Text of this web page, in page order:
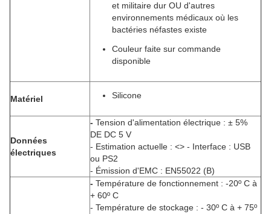
et militaire dur OU d'autres
environnements médicaux où les
bactéries néfastes existe
Couleur faite sur commande
disponible
Matériel Silicone
Données
électriques
- Tension d'alimentation électrique : ± 5%
DE DC 5 V
- Estimation actuelle : <> - Interface : USB
ou PS2
- Émission d'EMC : EN55022 (B)
- Température de fonctionnement : -20º C à
+ 60º C
- Température de stockage : - 30º C à + 75º